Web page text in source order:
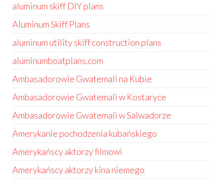
aluminum skiff DIY plans
Aluminum Skiff Plans
aluminum utility skiff construction plans
aluminumboatplans.com
Ambasadorowie Gwatemali na Kubie
Ambasadorowie Gwatemali w Kostaryce
Ambasadorowie Gwatemali w Salwadorze
Amerykanie pochodzenia kubańskiego
Amerykańscy aktorzy filmowi
Amerykańscy aktorzy kina niemego